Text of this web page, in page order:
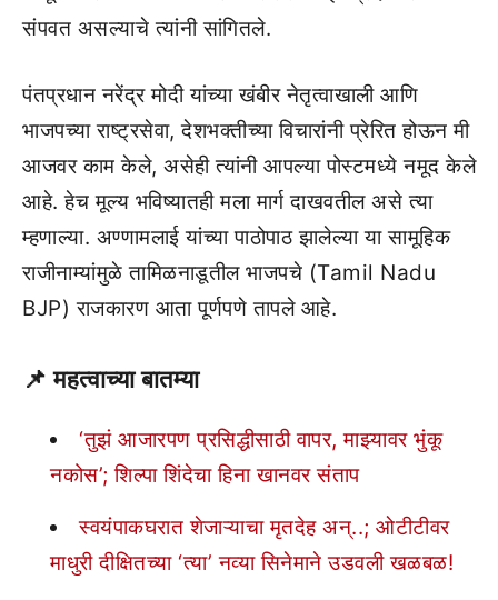
संपवत असल्याचे त्यांनी सांगितले.
पंतप्रधान नरेंद्र मोदी यांच्या खंबीर नेतृत्वाखाली आणि
भाजपच्या राष्ट्रसेवा, देशभक्तीच्या विचारांनी प्रेरित होऊन मी
आजवर काम केले, असेही त्यांनी आपल्या पोस्टमध्ये नमूद केले
आहे. हेच मूल्य भविष्यातही मला मार्ग दाखवतील असे त्या
म्हणाल्या. अण्णामलाई यांच्या पाठोपाठ झालेल्या या सामूहिक
राजीनाम्यांमुळे तामिळनाडूतील भाजपचे (Tamil Nadu
BJP) राजकारण आता पूर्णपणे तापले आहे.
📌महत्वाच्या बातम्या
‘तुझं आजारपण प्रसिद्धीसाठी वापर, माझ्यावर भुंकू
नकोस’; शिल्पा शिंदेचा हिना खानवर संताप
स्वयंपाकघरात शेजाऱ्याचा मृतदेह अन्..; ओटीटीवर
माधुरी दीक्षितच्या ‘त्या’ नव्या सिनेमाने उडवली खळबळ!